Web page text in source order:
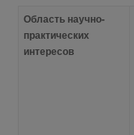
Область научно-
практических
интересов